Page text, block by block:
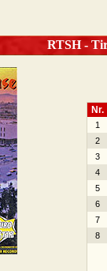
RTSH -
Nr.
1
2
3
4
5
6
7
8